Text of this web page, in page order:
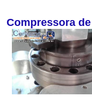
Compressora